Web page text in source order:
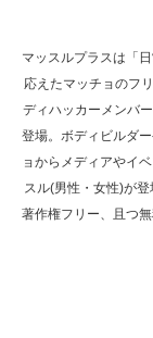
マッスルプラスは「
応えたマッチョのフ
ディハッカーメンバ
登場。ボディビルダ
ョからメディアやイ
スル(男性・女性)が
著作権フリー、且つ